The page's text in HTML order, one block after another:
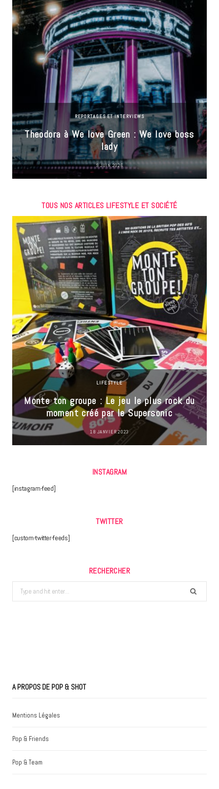
REPORTAGES ET INTERVIEWS
Theodora à We love Green : We love boss
lady
9 JUIN 2026
TOUS NOS ARTICLES LIFESTYLE ET SOCIÉTÉ
LIFESTYLE
Monte ton groupe : Le jeu le plus rock du
moment créé par le Supersonic
18 JANVIER 2023
INSTAGRAM
[instagram-feed]
TWITTER
[custom-twitter-feeds]
RECHERCHER
Search
for:
A PROPOS DE POP & SHOT
Mentions Légales
Pop & Friends
Pop & Team